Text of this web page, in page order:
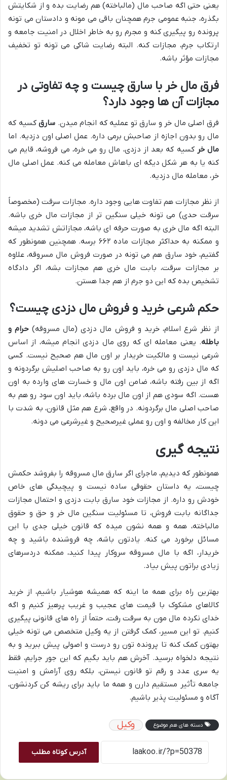
یعنی حتی اگه صاحب مال (مالباخته) هم رضایت بده و از شکایتش
بگذره، جنبه عمومی جرم همچنان باقی می مونه و دادستان می تونه
پرونده رو پیگیری کنه و مجرم رو به خاطر اخلال در امنیت جامعه و
ارتکاب جرم، مجازات کنه. البته رضایت شاکی می تونه تو تخفیف
مجازات مؤثر باشه.
فرق مال خر با سارق چیست و چه تفاوتی در
مجازات آن ها وجود دارد؟
فرق اصلی مال خر و سارق تو عملیه که انجام میدن. سارقکسیه که
مال رو بدون اجازه از صاحبش برمی داره. عمل اصلی اون دزدیه. اما
مال خر کسیه که بعد از دزدی، مال رو می خره، می فروشه، قایم می
کنه یا به هر شکل دیگه ای باهاش معامله می کنه. عمل اصلی مال
خر، معامله مال دزدیه.
از نظر مجازات هم تفاوت هایی وجود داره. مجازات سرقت (مخصوصاً
سرقت حدی) می تونه خیلی سنگین تر از مجازات مال خری باشه.
البته اگه مال خری به صورت حرفه ای باشه، مجازاتش تشدید میشه
و ممکنه به حداکثر مجازات ماده ۶۶۲ برسه. همچنین همونطور که
گفتیم، خود سارق هم می تونه در صورت فروش مال مسروقه، علاوه
بر مجازات سرقت، بابت مال خری هم مجازات بشه، اگر دادگاه
تشخیص بده که این دو جرم از هم جدا هستن.
حکم شرعی خرید و فروش مال دزدی چیست؟
از نظر شرع اسلام، خرید و فروش مال دزدی (مال مسروقه) حرام و
باطله. یعنی معامله ای که روی مال دزدی انجام میشه، از اساس
شرعی نیست و مالکیت خریدار بر اون مال هم صحیح نیست. کسی
که مال دزدی رو می خره، باید اون رو به صاحب اصلیش برگردونه و
اگه از بین رفته باشه، ضامن اون مال و خسارت های وارده به اون
هست. اگه سودی هم از اون مال برده باشه، باید اون سود رو هم به
صاحب اصلی مال برگردونه. در واقع، شرع هم مثل قانون، به شدت با
این کار مخالفه و اون رو عملی غیرصحیح و غیرشرعی می دونه.
نتیجه گیری
همونطور که دیدیم، ماجرای اگر سارق مال مسروقه را بفروشد حکمش
چیست، یه داستان حقوقی ساده نیست و پیچیدگی های خاص
خودش رو داره. از مجازات خود سارق بابت دزدی و احتمال مجازات
جداگانه بابت فروش، تا مسئولیت سنگین مال خر و حق و حقوق
مالباخته، همه و همه نشون میده که قانون خیلی جدی با این
مسائل برخورد می کنه. یادتون باشه، چه فروشنده باشید و چه
خریدار، اگه با مال مسروقه سروکار پیدا کنید، ممکنه دردسرهای
زیادی براتون پیش بیاد.
بهترین راه برای همه ما اینه که همیشه هوشیار باشیم، از خرید
کالاهای مشکوک با قیمت های عجیب و غریب پرهیز کنیم و اگه
خدای نکرده مال مون به سرقت رفت، حتماً از راه های قانونی پیگیری
کنیم. تو این مسیر، کمک گرفتن از یه وکیل متخصص می تونه خیلی
بهتون کمک کنه تا پرونده تون رو درست و اصولی پیش ببرید و به
نتیجه دلخواه برسید. آخرش هم باید بگیم که این جور جرایم، فقط
یه سری عدد و رقم تو قانون نیستن، بلکه روی آرامش و امنیت
جامعه تأثیر مستقیم دارن و همه ما باید برای ریشه کن کردنشون،
آگاه و مسئولیت پذیر باشیم.
دسته های هم موضوع وکیل
آدرس کوتاه مطلب